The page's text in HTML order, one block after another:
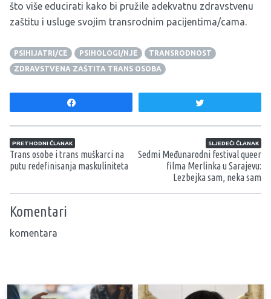
što više educirati kako bi pružile adekvatnu zdravstvenu
zaštitu i usluge svojim transrodnim pacijentima/cama.
PSIHIJATRI/CE PSIHOLOGI/NJE
TRANSRODNOST
ZDRAVSTVENA ZAŠTITA TRANS OSOBA
Navigacija članaka
PRETHODNI ČLANAK
Trans osobe i trans muškarci na
putu redefinisanja maskuliniteta
SLJEDEĆI ČLANAK
Sedmi Međunarodni festival queer
filma Merlinka u Sarajevu:
Lezbejka sam, neka sam
Komentari
komentara